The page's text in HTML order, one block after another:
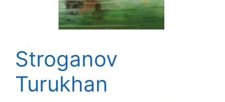
Stroganov
Turukhan